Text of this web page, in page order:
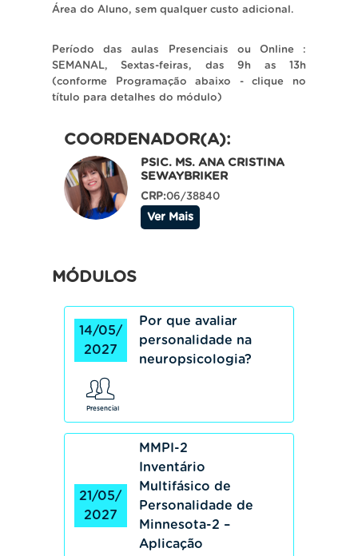
Área do Aluno, sem qualquer custo adicional.
Período das aulas Presenciais ou Online :
SEMANAL, Sextas-feiras, das 9h as 13h
(conforme Programação abaixo - clique no
título para detalhes do módulo)
COORDENADOR(A):
PSIC. MS. ANA CRISTINA
SEWAYBRIKER
CRP:06/38840
Ver Mais
MÓDULOS
14/05/
2027
Por que avaliar
personalidade na
neuropsicologia?
Presencial
21/05/
2027
MMPI-2
Inventário
Multifásico de
Personalidade de
Minnesota-2 –
Aplicação